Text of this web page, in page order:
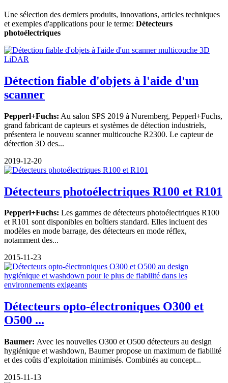
Une sélection des derniers produits, innovations, articles techniques
et exemples d'applications pour le terme: Détecteurs
photoélectriques
Détection fiable d'objets à l'aide d'un
scanner
Pepperl+Fuchs: Au salon SPS 2019 à Nuremberg, Pepperl+Fuchs,
grand fabricant de capteurs et systèmes de détection industriels,
présentera le nouveau scanner multicouche R2300. Le capteur de
détection 3D des...
2019-12-20
Détecteurs photoélectriques R100 et R101
Pepperl+Fuchs: Les gammes de détecteurs photoélectriques R100
et R101 sont disponibles en boîtiers standard. Elles incluent des
modèles en mode barrage, des détecteurs en mode réflex,
notamment des...
2015-11-23
Détecteurs opto-électroniques O300 et
O500 ...
Baumer: Avec les nouvelles O300 et O500 détecteurs au design
hygiénique et washdown, Baumer propose un maximum de fiabilité
et des coûts d’exploitation minimisés. Combinés au concept...
2015-11-13